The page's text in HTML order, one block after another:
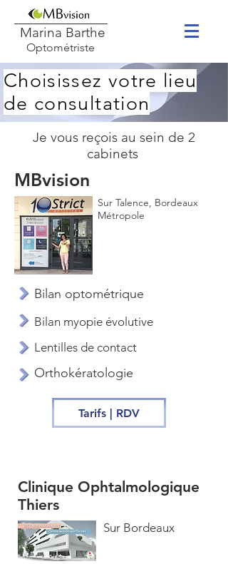
Marina Barthe
Optométriste
Choisissez votre lieu
de consultation
Je vous reçois au sein de 2
cabinets
MBvision
Sur Talence, Bordeaux
Métropole
Bilan optométrique
Bilan myopie évolutive
Lentilles de contact
Orthokératologie
Tarifs | RDV
Clinique Ophtalmologique
Thiers
Sur Bordeaux